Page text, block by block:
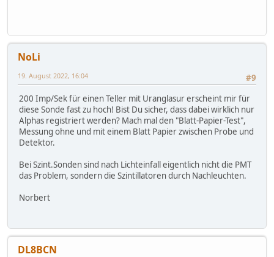
NoLi
#9
19. August 2022, 16:04
200 Imp/Sek für einen Teller mit Uranglasur erscheint mir für
diese Sonde fast zu hoch! Bist Du sicher, dass dabei wirklich nur
Alphas registriert werden? Mach mal den "Blatt-Papier-Test",
Messung ohne und mit einem Blatt Papier zwischen Probe und
Detektor.
Bei Szint.Sonden sind nach Lichteinfall eigentlich nicht die PMT
das Problem, sondern die Szintillatoren durch Nachleuchten.
Norbert
DL8BCN